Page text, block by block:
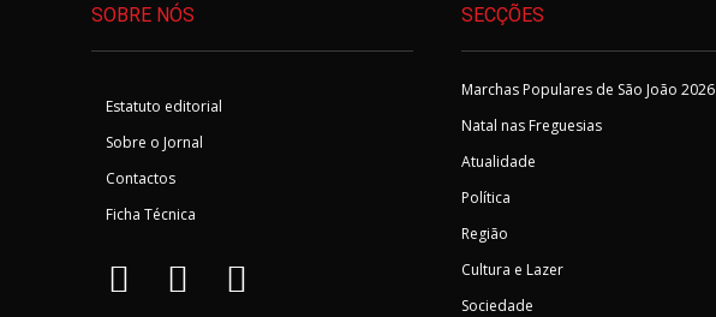
SOBRE NÓS
Estatuto editorial
Sobre o Jornal
Contactos
Ficha Técnica
SECÇÕES
Marchas Populares de São João 2026
Natal nas Freguesias
Atualidade
Política
Região
Cultura e Lazer
Sociedade